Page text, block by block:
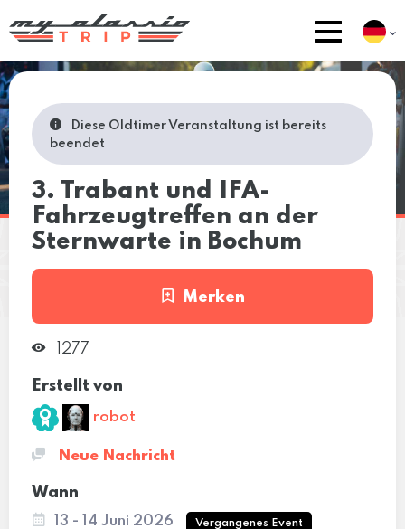
Diese Oldtimer Veranstaltung ist bereits
beendet
3. Trabant und IFA-
Fahrzeugtreffen an der
Sternwarte in Bochum
Merken
1277
Erstellt von
robot
Neue Nachricht
Wann
13 - 14 Juni 2026 Vergangenes Event